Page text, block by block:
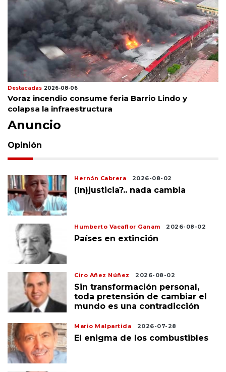
Destacadas 2026-08-06
Voraz incendio consume feria Barrio Lindo y
colapsa la infraestructura
Anuncio
Opinión
Hernán Cabrera 2026-08-02
(In)justicia?.. nada cambia
Humberto Vacaflor Ganam 2026-08-02
Países en extinción
Ciro Añez Núñez 2026-08-02
Sin transformación personal,
toda pretensión de cambiar el
mundo es una contradicción
Mario Malpartida 2026-07-28
El enigma de los combustibles